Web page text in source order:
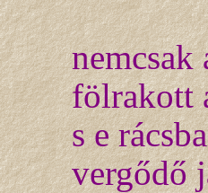
nemcsak
fölrakott
s e
vergődő